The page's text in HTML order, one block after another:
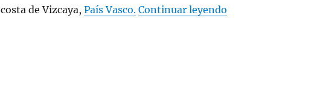
costa de Vizcaya, País Vasco. Continuar leyendo«La Ermita de San